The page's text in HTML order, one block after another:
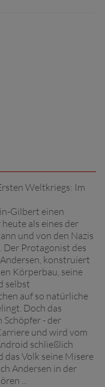
Weltkriegs: Im
Gilbert einen
als eines der
und von den Nazis
Protagonist des
konstruiert
Körperbau, seine
selbst
auf so natürliche
Doch das
Schöpfer - der
und wird vom
schließlich
Volk seine Misere
Andersen in der
...